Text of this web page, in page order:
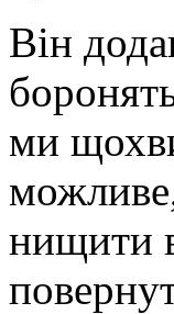
Він
ми
нищити